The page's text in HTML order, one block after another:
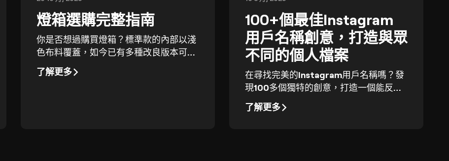
燈箱選購完整指南
你是否想過購買燈箱？標準款的內部以淺
色布料覆蓋，如今已有多種改良版本可供
選擇。
了解更多
100+個最佳Instagram
用戶名稱創意，打造與眾
不同的個人檔案
在尋找完美的Instagram用戶名稱嗎？發
現100多個獨特的創意，打造一個能反映
您氛圍並吸引粉絲的難忘個人資料名稱。
了解更多